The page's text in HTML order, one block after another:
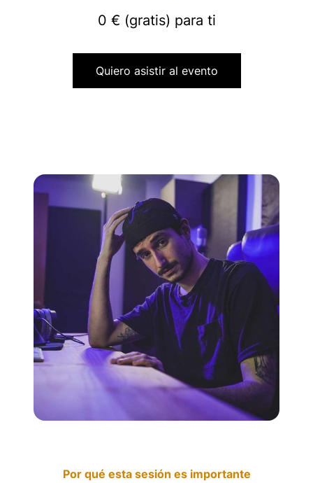
0 € (gratis) para ti
Quiero asistir al evento
Por qué esta sesión es importante